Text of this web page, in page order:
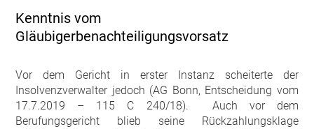
Kenntnis vom
Gläubigerbenachteiligungsvorsatz
Vor dem Gericht in erster Instanz scheiterte der
Insolvenzverwalter jedoch (AG Bonn, Entscheidung vom
17.7.2019 – 115 C 240/18). Auch vor dem
Berufungsgericht blieb seine Rückzahlungsklage